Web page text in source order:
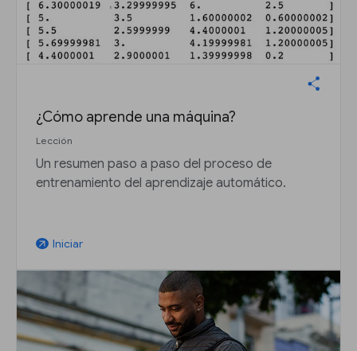
¿Cómo aprende una máquina?
Lección
Un resumen paso a paso del proceso de
entrenamiento del aprendizaje automático.
arrow_outward Iniciar